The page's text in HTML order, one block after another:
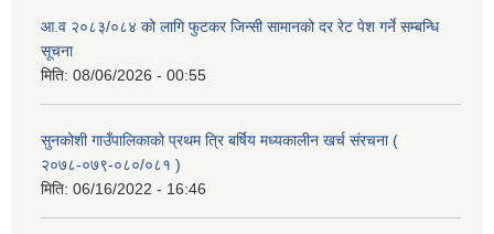
आ.व २०८३/०८४ को लागि फुटकर जिन्सी सामानको दर रेट पेश गर्ने सम्बन्धि
सूचना
मिति: 08/06/2026 - 00:55
सुनकोशी गाउँपालिकाको प्रथम त्रि बर्षिय मध्यकालीन खर्च संरचना (
२०७८-०७९-०८०/०८१ )
मिति: 06/16/2022 - 16:46